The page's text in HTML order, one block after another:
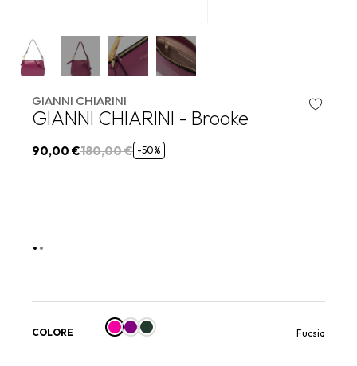
GIANNI CHIARINI
GIANNI CHIARINI - Brooke
90,00 €180,00 € -50%
COLORE Fucsia